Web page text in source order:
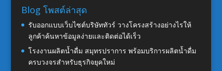
Blog โพสต์ล่าสุด
รับออกแบบเว็บไซต์บริษัททัวร์ วางโครงสร้างอย่างไรให้
ลูกค้าค้นหาข้อมูลง่ายและติดต่อได้เร็ว
โรงงานผลิตน้ำดื่ม สมุทรปราการ พร้อมบริการผลิตน้ำดื่ม
ครบวงจรสำหรับธุรกิจยุคใหม่